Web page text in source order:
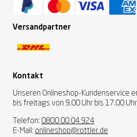
Versandpartner
Kontakt
Unseren Onlineshop-Kundenservice
bis freitags von 9.00 Uhr bis 17.00
Telefon: 0800 00 04 924
E-Mail: onlineshop@rottler.de